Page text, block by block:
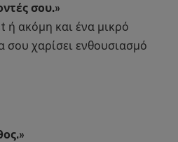
σου.»
ή ακόμη και ένα μικρό
σου χαρίσει ενθουσιασμό